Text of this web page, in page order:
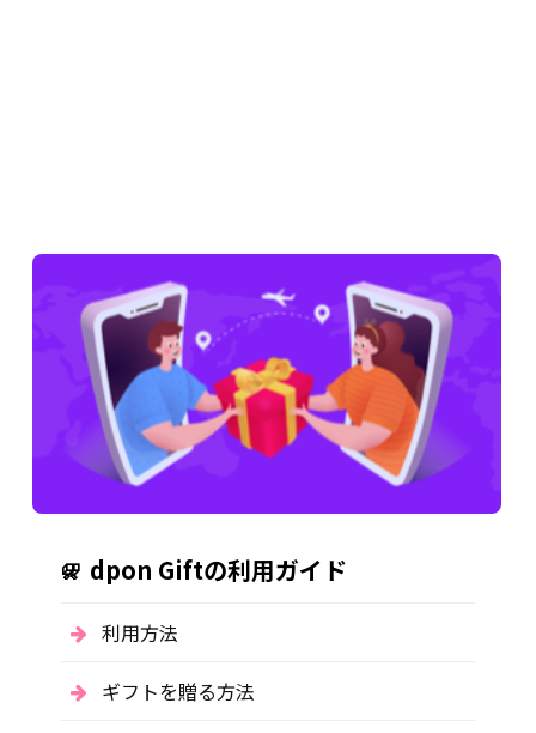
dpon Giftの利用ガイド
利用方法
ギフトを贈る方法